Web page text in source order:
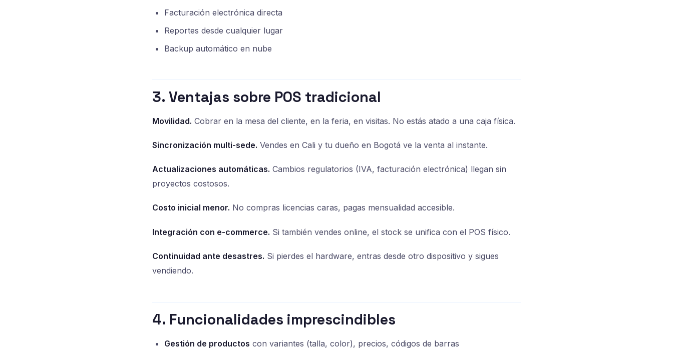
Facturación electrónica directa
Reportes desde cualquier lugar
Backup automático en nube
3. Ventajas sobre POS tradicional
Movilidad. Cobrar en la mesa del cliente, en la feria, en visitas. No estás atado a una caja física.
Sincronización multi-sede. Vendes en Cali y tu dueño en Bogotá ve la venta al instante.
Actualizaciones automáticas. Cambios regulatorios (IVA, facturación electrónica) llegan sin
proyectos costosos.
Costo inicial menor. No compras licencias caras, pagas mensualidad accesible.
Integración con e-commerce. Si también vendes online, el stock se unifica con el POS físico.
Continuidad ante desastres. Si pierdes el hardware, entras desde otro dispositivo y sigues
vendiendo.
4. Funcionalidades imprescindibles
Gestión de productos con variantes (talla, color), precios, códigos de barras